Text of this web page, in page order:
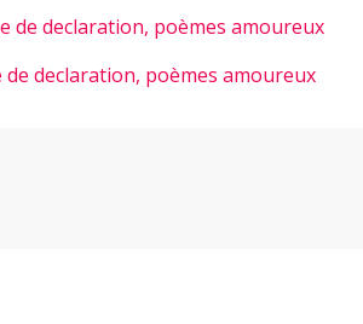
de declaration, poèmes amoureux
de declaration, poèmes amoureux